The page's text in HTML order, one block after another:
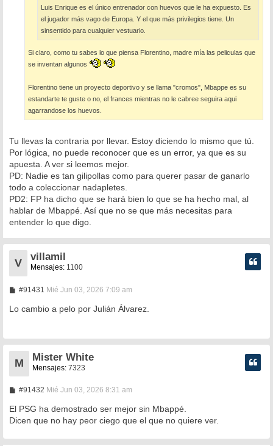
Luis Enrique es el único entrenador con huevos que le ha expuesto. Es
el jugador más vago de Europa. Y el que más privilegios tiene. Un
sinsentido para cualquier vestuario.
Si claro, como tu sabes lo que piensa Florentino, madre mía las peliculas que
se inventan algunos
Florentino tiene un proyecto deportivo y se llama "cromos", Mbappe es su
estandarte te guste o no, el frances mientras no le cabree seguira aqui
agarrandose los huevos.
Tu llevas la contraria por llevar. Estoy diciendo lo mismo que tú.
Por lógica, no puede reconocer que es un error, ya que es su
apuesta. A ver si leemos mejor.
PD: Nadie es tan gilipollas como para querer pasar de ganarlo
todo a coleccionar nadapletes.
PD2: FP ha dicho que se hará bien lo que se ha hecho mal, al
hablar de Mbappé. Así que no se que más necesitas para
entender lo que digo.
V
villamil
Mensajes: 1100
#91431 M
n
s
e
Mié Jun 03, 2026 7:09 am
Lo cambio a pelo por Julián Álvarez.
M
Mister White
Mensajes: 7323
#91432M
n
a
e
Mié Jun 03, 2026 8:31 am
El PSG ha demostrado ser mejor sin Mbappé.
Dicen que no hay peor ciego que el que no quiere ver.